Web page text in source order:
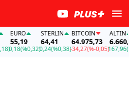
55,19
(%0,32)
STERLIN
64,41
0,24(%0,38)
BITCOIN
64.975,73
-34,27(%-0,05)
ALTIN
6.660,55
167,96